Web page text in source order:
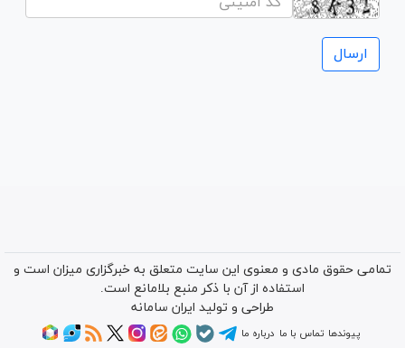
تمامی حقوق مادی و معنوی این سایت متعلق به خبرگزاری میزان است و
استفاده از آن با ذکر منبع بلامانع است.
طراحی و تولید ایران سامانه
پیوندها تماس با ما درباره ما